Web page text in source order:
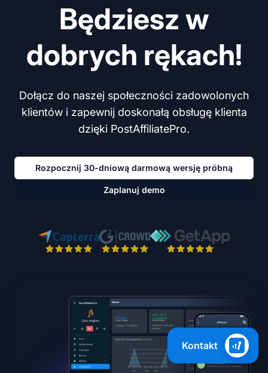
Będziesz w
dobrych rękach!
Dołącz do naszej społeczności zadowolonych
klientów i zapewnij doskonałą obsługę klienta
dzięki PostAffiliatePro.
Rozpocznij 30-dniową darmową wersję próbną
Zaplanuj demo
Kontakt